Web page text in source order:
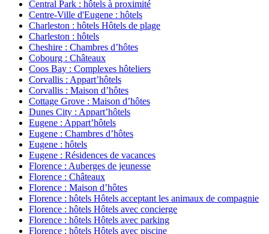
Central Park : hôtels à proximité
Centre-Ville d'Eugene : hôtels
Charleston : hôtels Hôtels de plage
Charleston : hôtels
Cheshire : Chambres d’hôtes
Cobourg : Châteaux
Coos Bay : Complexes hôteliers
Corvallis : Appart’hôtels
Corvallis : Maison d’hôtes
Cottage Grove : Maison d’hôtes
Dunes City : Appart’hôtels
Eugene : Appart’hôtels
Eugene : Chambres d’hôtes
Eugene : hôtels
Eugene : Résidences de vacances
Florence : Auberges de jeunesse
Florence : Châteaux
Florence : Maison d’hôtes
Florence : hôtels Hôtels acceptant les animaux de compagnie
Florence : hôtels Hôtels avec concierge
Florence : hôtels Hôtels avec parking
Florence : hôtels Hôtels avec piscine